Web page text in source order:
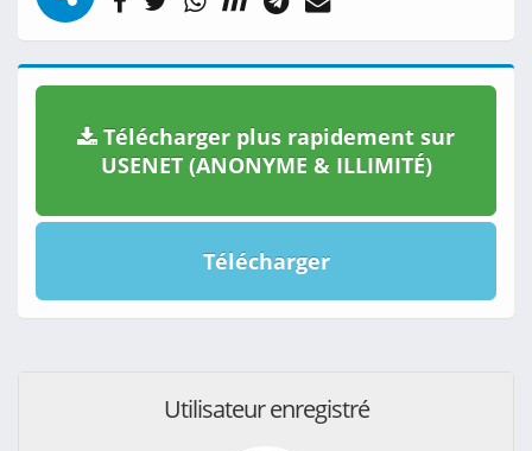
Télécharger plus rapidement sur
USENET (ANONYME & ILLIMITÉ)
Télécharger
Utilisateur enregistré